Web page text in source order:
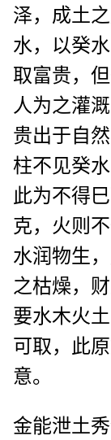
泽，成土
水，以癸
取富贵，
人为之灌
贵出于自
柱不见癸
此为不得
克，火则
水润物生
之枯燥，
要水木火
可取，此
意。
金能泄土